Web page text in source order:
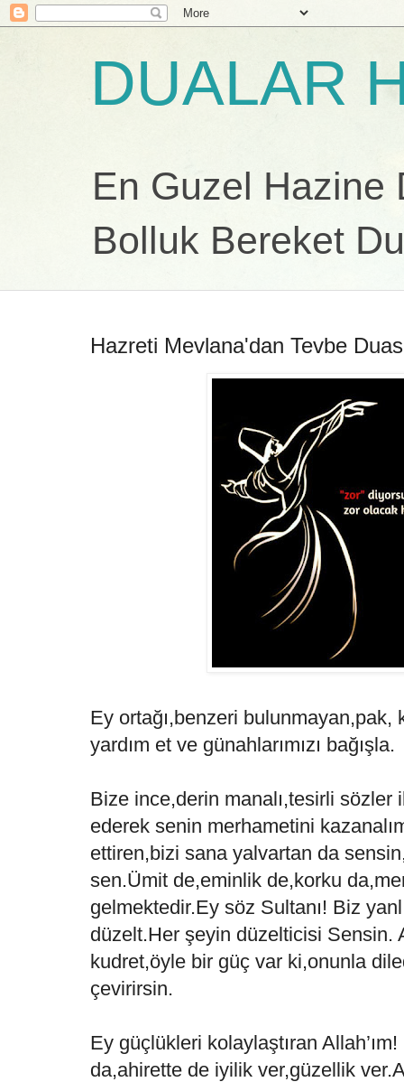
DUALAR
En Guzel Hazine
Bolluk Bereket
Hazreti Mevlana'dan Tevbe
Ey ortağı,benzeri
yardım et ve günahlarımızı bağışla.
Bize ince,derin manalı,tesirli sözler
ederek senin merhametini
ettiren,bizi sana yalvartan da
sen.Ümit de,eminlik de,korku
gelmektedir.Ey söz Sultanı! Biz
düzelt.Her şeyin düzelticisi Sensin.
kudret,öyle bir güç var ki,onunla
çevirirsin.
Ey güçlükleri kolaylaştıran
da,ahirette de iyilik ver,güzellik